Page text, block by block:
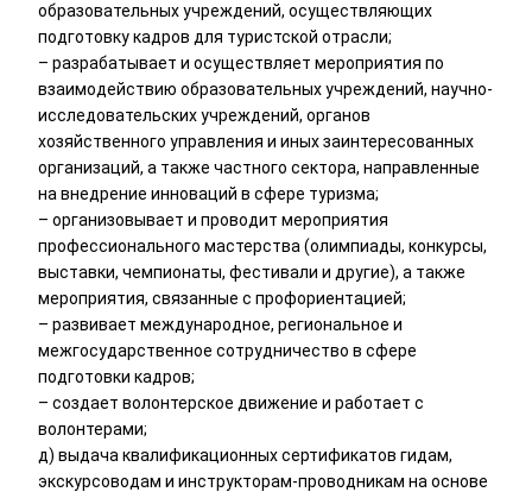
образовательных учреждений, осуществляющих
подготовку кадров для туристской отрасли;
– разрабатывает и осуществляет мероприятия по
взаимодействию образовательных учреждений, научно-
исследовательских учреждений, органов
хозяйственного управления и иных заинтересованных
организаций, а также частного сектора, направленные
на внедрение инноваций в сфере туризма;
– организовывает и проводит мероприятия
профессионального мастерства (олимпиады, конкурсы,
выставки, чемпионаты, фестивали и другие), а также
мероприятия, связанные с профориентацией;
– развивает международное, региональное и
межгосударственное сотрудничество в сфере
подготовки кадров;
– создает волонтерское движение и работает с
волонтерами;
д) выдача квалификационных сертификатов гидам,
экскурсоводам и инструкторам-проводникам на основе